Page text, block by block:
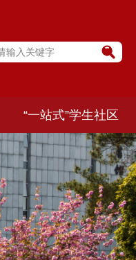
“一站式”学生社区